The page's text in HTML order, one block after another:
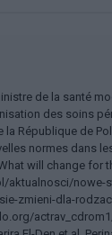
de la santé
des soins
la République de
normes dans
will change for
aktualnosci/nowe-
zmieni-dla-